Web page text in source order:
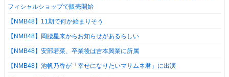
フィシャルショップで販売開始
【NMB48】11期で何か始まりそう
【NMB48】岡腰星来からお知らせがあるらしい
【NMB48】安部若菜、卒業後は吉本興業に所属
【NMB48】池帆乃香が「幸せになりたいマサムネ君」に出演